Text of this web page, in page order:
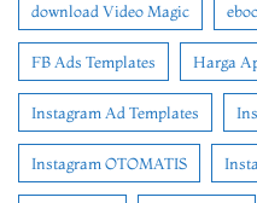
download Video Magic
FB Ads Templates Harga
Instagram Ad Templates
Instagram OTOMATIS